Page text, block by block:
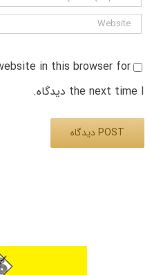
in this browser for
the next time I دیدگاه.